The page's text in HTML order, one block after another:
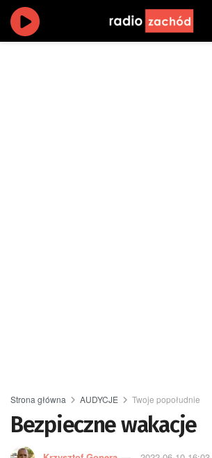
Strona główna AUDYCJE Twoje popołudnie
Bezpieczne wakacje